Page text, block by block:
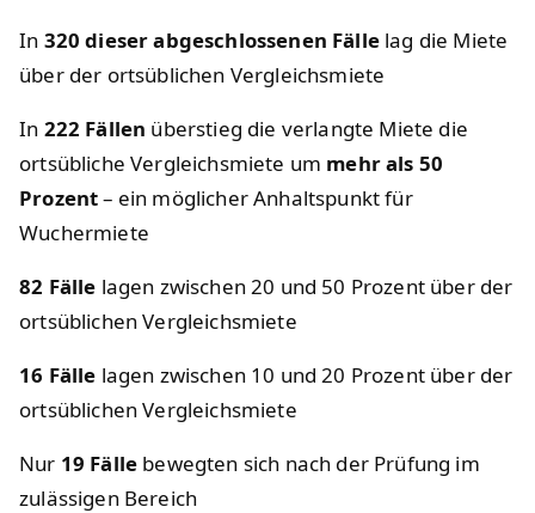
In 320 dieser abgeschlossenen Fällelag die Miete
über der ortsüblichen Vergleichsmiete
In 222 Fällen überstieg die verlangte Miete die
ortsübliche Vergleichsmiete um mehr als 50
Prozent– ein möglicher Anhaltspunkt für
Wuchermiete
82 Fälle lagen zwischen 20 und 50 Prozent über der
ortsüblichen Vergleichsmiete
16 Fälle lagen zwischen 10 und 20 Prozent über der
ortsüblichen Vergleichsmiete
Nur 19 Fälle bewegten sich nach der Prüfung im
zulässigen Bereich